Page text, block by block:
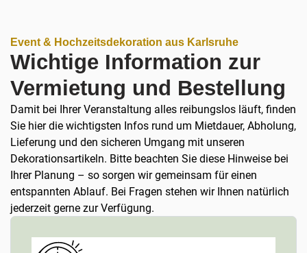
Event & Hochzeitsdekoration aus Karlsruhe
Wichtige Information zur
Vermietung und Bestellung
Damit bei Ihrer Veranstaltung alles reibungslos läuft, finden
Sie hier die wichtigsten Infos rund um Mietdauer, Abholung,
Lieferung und den sicheren Umgang mit unseren
Dekorationsartikeln. Bitte beachten Sie diese Hinweise bei
Ihrer Planung – so sorgen wir gemeinsam für einen
entspannten Ablauf. Bei Fragen stehen wir Ihnen natürlich
jederzeit gerne zur Verfügung.